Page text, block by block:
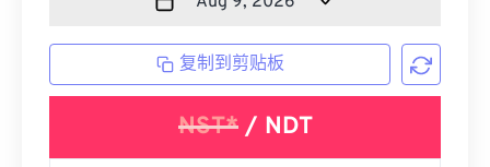
复制到剪贴板
NST*/ NDT